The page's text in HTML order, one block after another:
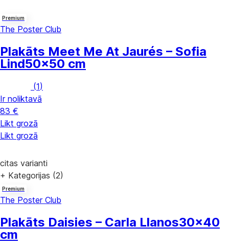
Premium
The Poster Club
Plakāts Meet Me At Jaurés – Sofia
Lind50x50 cm
(1)
Ir noliktavā
83 €
Likt grozā
Likt grozā
citas varianti
+ Kategorijas (2)
Premium
The Poster Club
Plakāts Daisies – Carla Llanos30x40
cm